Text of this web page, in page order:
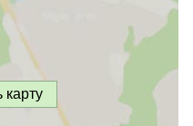
карту